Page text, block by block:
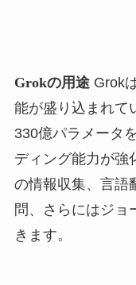
Grokの用途Grok
能が盛り込まれて
330億パラメータ
ディング能力が強
の情報収集、言語
問、さらにはジョ
きます。